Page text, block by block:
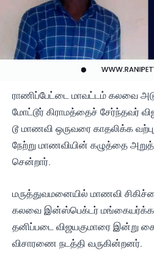
ராணிப்பேட்டை மாவட்டம் கலவை
மோட்டூர் கிராமத்தைச் சேர்ந்தவர்
டூ மாணவி ஒருவரை காதலிக்க
நேற்று மாணவியின் கழுத்தை
சென்றார்.
மருத்துவமனையில் மாணவி
கலவை இன்ஸ்பெக்டர்
தனிப்படை விஜயகுமாரை இன்று
விசாரணை நடத்தி வருகின்றனர்.